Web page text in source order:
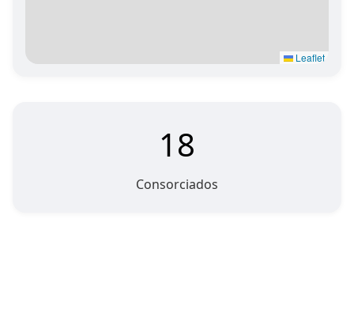
Leaflet
18
Consorciados